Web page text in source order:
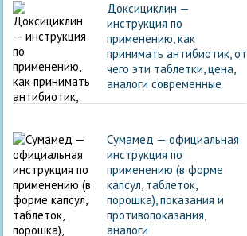
Доксициклин —
инструкция по
применению, как
принимать антибиотик, от
чего эти таблетки, цена,
аналоги современные
Сумамед — официальная
инструкция по
применению (в форме
капсул, таблеток,
порошка), показания и
противопоказания,
аналоги